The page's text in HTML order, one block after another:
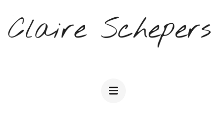
contenu